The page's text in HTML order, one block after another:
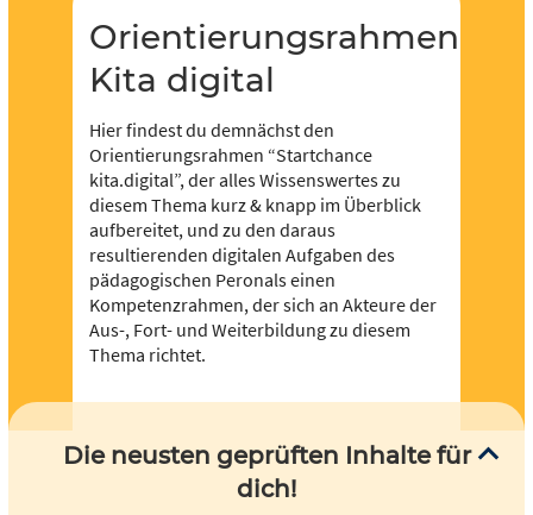
Verfügung stellen.
Orientierungsrahmen
Kita digital
Hier findest du demnächst den
Orientierungsrahmen “Startchance
kita.digital”, der alles Wissenswertes zu
diesem Thema kurz & knapp im Überblick
aufbereitet, und zu den daraus
resultierenden digitalen Aufgaben des
pädagogischen Peronals einen
Kompetenzrahmen, der sich an Akteure der
Aus-, Fort- und Weiterbildung zu diesem
Thema richtet.
Die neusten geprüften Inhalte für
dich!